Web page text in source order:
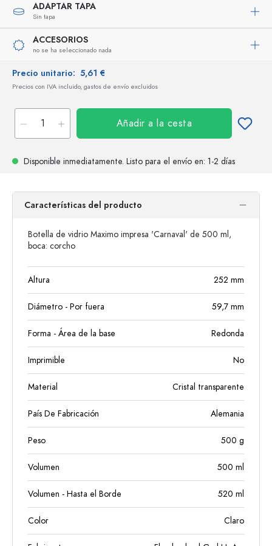
ADAPTAR TAPA
Sin tapa
ACCESORIOS
no se ha seleccionado nada
Precio unitario: 5,61 €
Precios con IVA incluido, gastos de envío excluidos
Añadir a la cesta
Disponible inmediatamente. Listo para el envío en: 1-2 días
Características del producto
Botella de vidrio Maximo impresa 'Carnaval' de 500 ml,
boca: corcho
Altura 252 mm
Diámetro - Por fuera 59,7 mm
Forma - Área de la base Redonda
Imprimible No
Material Cristal transparente
País De Fabricación Alemania
Peso 500 g
Volumen 500 ml
Volumen - Hasta el Borde 520 ml
Color Claro